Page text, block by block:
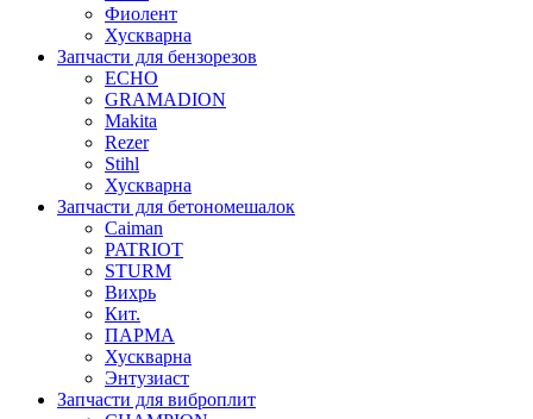
Фиолент
Хускварна
Запчасти для бензорезов
ECHO
GRAMADION
Makita
Rezer
Stihl
Хускварна
Запчасти для бетономешалок
Caiman
PATRIOT
STURM
Вихрь
Кит.
ПАРМА
Хускварна
Энтузиаст
Запчасти для виброплит